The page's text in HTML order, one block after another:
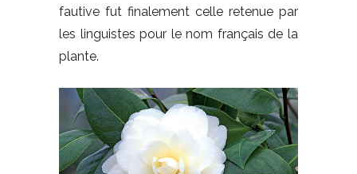
fautive fut finalement celle retenue par
les linguistes pour le nom français de la
plante.